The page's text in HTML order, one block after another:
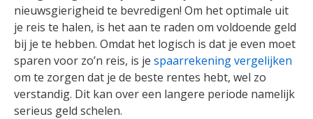
nieuwsgierigheid te bevredigen! Om het optimale uit
je reis te halen, is het aan te raden om voldoende geld
bij je te hebben. Omdat het logisch is dat je even moet
sparen voor zo’n reis, is je spaarrekening vergelijken
om te zorgen dat je de beste rentes hebt, wel zo
verstandig. Dit kan over een langere periode namelijk
serieus geld schelen.